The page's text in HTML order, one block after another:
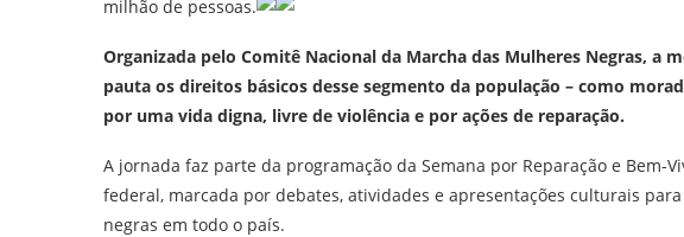
milhão de pessoas.
Organizada pelo Comitê Nacional da Marcha das Mulheres Negras, a
pauta os direitos básicos desse segmento da população – como
por uma vida digna, livre de violência e por ações de reparação.
A jornada faz parte da programação da Semana por Reparação e Bem-
federal, marcada por debates, atividades e apresentações culturais
negras em todo o país.